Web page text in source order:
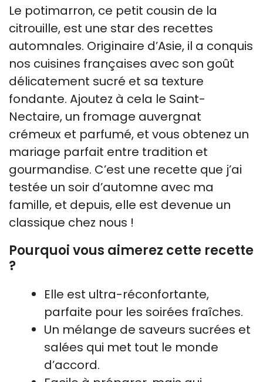
Le potimarron, ce petit cousin de la
citrouille, est une star des recettes
automnales. Originaire d’Asie, il a conquis
nos cuisines françaises avec son goût
délicatement sucré et sa texture
fondante. Ajoutez à cela le Saint-
Nectaire, un fromage auvergnat
crémeux et parfumé, et vous obtenez un
mariage parfait entre tradition et
gourmandise. C’est une recette que j’ai
testée un soir d’automne avec ma
famille, et depuis, elle est devenue un
classique chez nous !
Pourquoi vous aimerez cette recette
?
Elle est ultra-réconfortante,
parfaite pour les soirées fraîches.
Un mélange de saveurs sucrées et
salées qui met tout le monde
d’accord.